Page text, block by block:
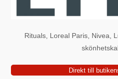
Rituals, Loreal Paris, Nivea,
Direkt till